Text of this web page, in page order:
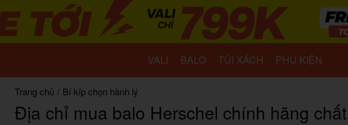
VALI BALO TÚI XÁCH PHỤ KIỆN
Trang chủ / Bí kíp chọn hành lý
Địa chỉ mua balo Herschel chính hãng